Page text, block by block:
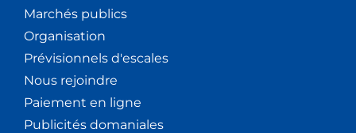
Marchés publics
Organisation
Prévisionnels d'escales
Nous rejoindre
Paiement en ligne
Publicités domaniales